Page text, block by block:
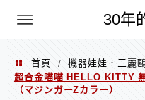
30年
PC
首頁 / 機器娃娃．三麗
超合金喵喵 HELLO KITTY
（マジンガーZカラー）